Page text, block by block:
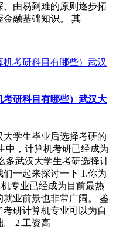
由易到难的原则逐步拓
金融基础知识。 其
研科目有哪些）武汉大
学生毕业后选择考研的
中，计算机考研已经成为
多武汉大学生考研选择计
一起来探讨一下 1.你为
专业已经成为目前最热
业前景也非常广阔。 鉴
研计算机专业可以为自
2.工资高